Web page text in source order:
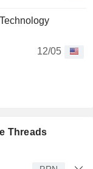
12/05
Threads